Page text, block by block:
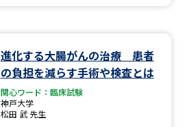
テレメール進学カタログ
進化する大腸がんの治療 患者
の負担を減らす手術や検査とは
関心ワード：臨床試験
神戸大学
松田 武 先生